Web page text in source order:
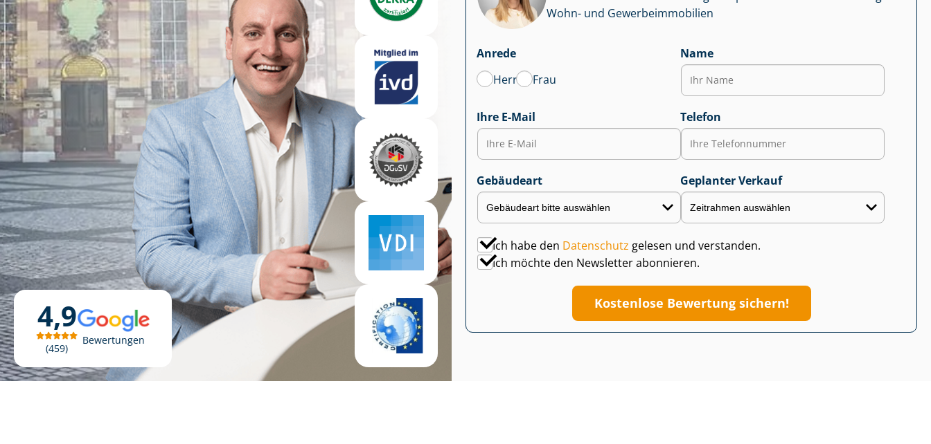
4,9
459
Bewertungen
Wohn- und Ge­wer­be­im­mo­bi­li­en
Anrede
Herr
Frau
Name
Ihre E-Mail Telefon
Gebäudeart Geplanter Verkauf
Ich habe den Datenschutz gelesen und verstanden.
Ich möchte den Newsletter abonnieren.
Kostenlose Bewertung sichern!